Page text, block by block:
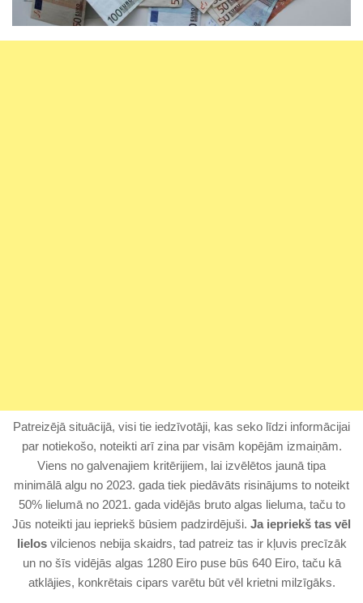
Patreizējā situācijā, visi tie iedzīvotāji, kas seko līdzi informācijai
par notiekošo, noteikti arī zina par visām kopējām izmaiņām.
Viens no galvenajiem kritērijiem, lai izvēlētos jaunā tipa
minimālā algu no 2023. gada tiek piedāvāts risinājums to noteikt
50% lielumā no 2021. gada vidējās bruto algas lieluma, taču to
Jūs noteikti jau iepriekš būsiem padzirdējuši. Ja iepriekš tas vēl
lielosvilcienos nebija skaidrs, tad patreiz tas ir kļuvis precīzāk
un no šīs vidējās algas 1280 Eiro puse būs 640 Eiro, taču kā
atklājies, konkrētais cipars varētu būt vēl krietni milzīgāks.